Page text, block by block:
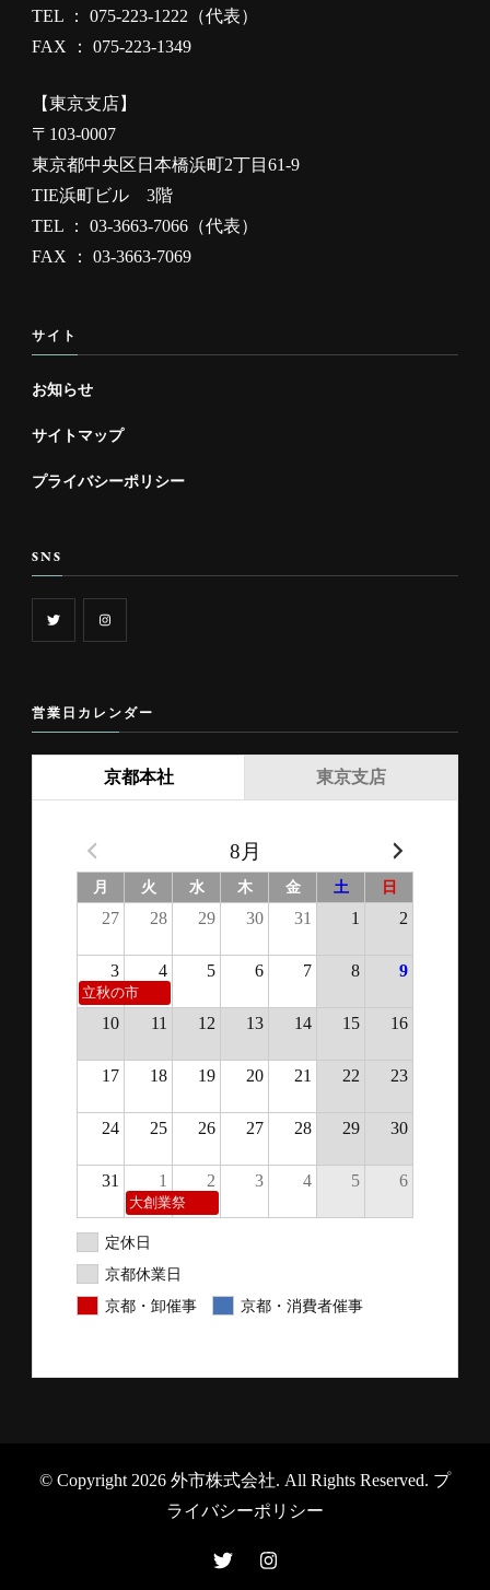
TEL ： 075-223-1222（代表）
FAX ： 075-223-1349
【東京支店】
〒103-0007
東京都中央区日本橋浜町2丁目61-9
TIE浜町ビル 3階
TEL ： 03-3663-7066（代表）
FAX ： 03-3663-7069
サイト
お知らせ
サイトマップ
プライバシーポリシー
SNS
営業日カレンダー
京都本社
8月
月 火 水 木 金 土 日
27 28 29 30 31 1 2
3 4 5 6 7 8 9
立秋の市
10 11 12 13 14 15 16
17 18 19 20 21 22 23
24 25 26 27 28 29 30
31 1 2 3 4 5 6
大創業祭
定休日
京都休業日
京都・卸催事
京都・消費者催事
東京支店
© Copyright 2026 外市株式会社. All Rights Reserved. プ
ライバシーポリシー